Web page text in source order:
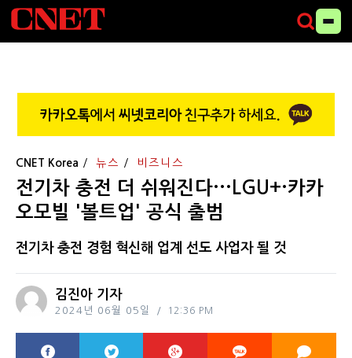
CNET Korea 뉴스 비즈니스
전기차 충전 더 쉬워진다···LGU+·카카
오모빌 '볼트업' 공식 출범
전기차 충전 경험 혁신해 업계 선도 사업자 될 것
김진아 기자
2024년 06월 05일 12:36 PM